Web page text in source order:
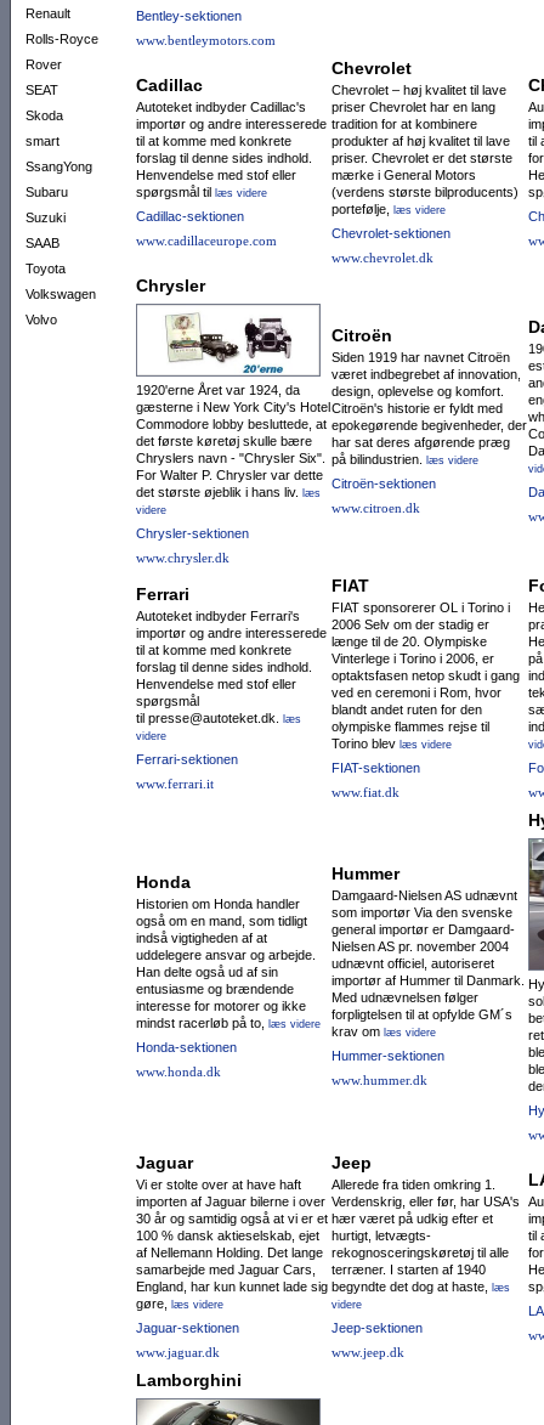
Renault
Rolls-Royce
Rover
SEAT
Skoda
smart
SsangYong
Subaru
Suzuki
SAAB
Toyota
Volkswagen
Volvo
Bentley-sektionen
www.bentleymotors.com
Cadillac
Autoteket indbyder Cadillac's
importør og andre interesserede
til at komme med konkrete
forslag til denne sides indhold.
Henvendelse med stof eller
spørgsmål til læs videre
Cadillac-sektionen
www.cadillaceurope.com
Chevrolet
Chevrolet – høj kvalitet til lave
priser Chevrolet har en lang
tradition for at kombinere
produkter af høj kvalitet til lave
priser. Chevrolet er det største
mærke i General Motors
(verdens største bilproducents)
portefølje,
læs videre
Chevrolet-sektionen
www.chevrolet.dk
til
Chrysler
1920'erne Året var 1924, da
gæsterne i New York City's Hotel
Commodore lobby besluttede, at
det første køretøj skulle bære
Chryslers navn - "Chrysler Six".
For Walter P. Chrysler var dette
det største øjeblik i hans liv.
læs
videre
Chrysler-sektionen
www.chrysler.dk
Citroën
Siden 1919 har navnet Citroën
været indbegrebet af innovation,
design, oplevelse og komfort.
Citroën's historie er fyldt med
epokegørende begivenheder, der
har sat deres afgørende præg
på bilindustrien.
læs videre
Citroën-sektionen
www.citroen.dk
Ferrari
Autoteket indbyder Ferrari's
importør og andre interesserede
til at komme med konkrete
forslag til denne sides indhold.
Henvendelse med stof eller
spørgsmål
til presse@autoteket.dk.
læs
videre
Ferrari-sektionen
www.ferrari.it
FIAT
FIAT sponsorerer OL i Torino i
2006 Selv om der stadig er
længe til de 20. Olympiske
Vinterlege i Torino i 2006, er
optaktsfasen netop skudt i gang
ved en ceremoni i Rom, hvor
blandt andet ruten for den
olympiske flammes rejse til
Torino blev læs videre
FIAT-sektionen
www.fiat.dk
Honda
Historien om Honda handler
også om en mand, som tidligt
indså vigtigheden af at
uddelegere ansvar og arbejde.
Han delte også ud af sin
entusiasme og brændende
interesse for motorer og ikke
mindst racerløb på to,
læs videre
Honda-sektionen
www.honda.dk
Hummer
Damgaard-Nielsen AS udnævnt
som importør Via den svenske
general importør er Damgaard-
Nielsen AS pr. november 2004
udnævnt officiel, autoriseret
importør af Hummer til Danmark.
Med udnævnelsen følger
forpligtelsen til at opfylde GM´s
krav om læs videre
Hummer-sektionen
www.hummer.dk
Jaguar
Vi er stolte over at have haft
importen af Jaguar bilerne i over
30 år og samtidig også at vi er et
100 % dansk aktieselskab, ejet
af Nellemann Holding. Det lange
samarbejde med Jaguar Cars,
England, har kun kunnet lade sig
gøre,
læs videre
Jaguar-sektionen
www.jaguar.dk
Jeep
Allerede fra tiden omkring 1.
Verdenskrig, eller før, har USA's
hær været på udkig efter et
hurtigt, letvægts-
rekognoscerings­køretøj til alle
terræ­ner. I starten af 1940
begyndte det dog at haste,
læs
videre
Jeep-sektionen
www.jeep.dk
til
Lamborghini